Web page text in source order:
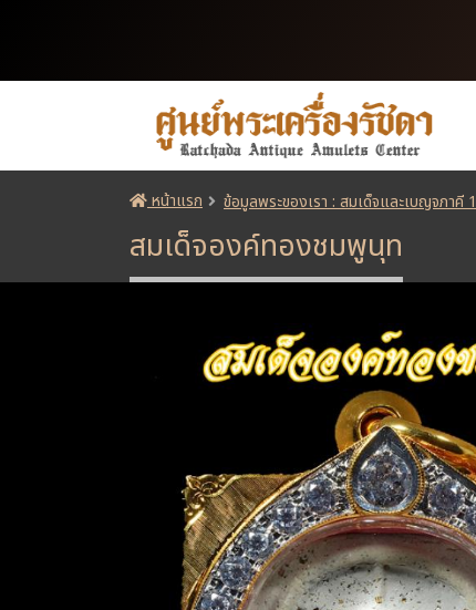
หน้าแรก ข้อมูลพระของเรา : สมเด็จและเบญจภาคี 1
สมเด็จองค์ทองชมพูนุท